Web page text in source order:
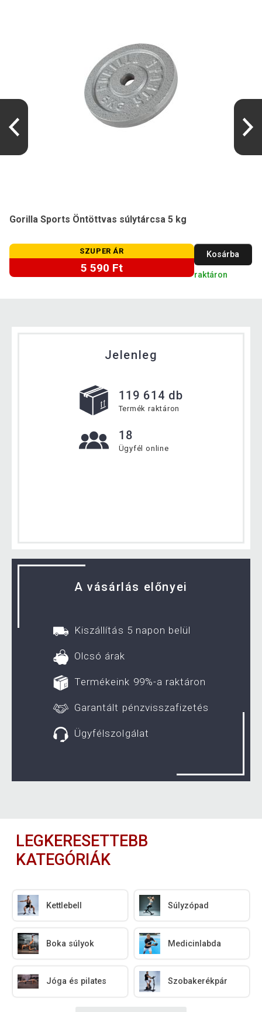
Gorilla Sports Öntöttvas súlytárcsa 5 kg
SZUPER ÁR
5 590 Ft
Kosárba
raktáron
Jelenleg
119 614 db
Termék raktáron
18
Ügyfél online
A vásárlás előnyei
Kiszállítás 5 napon belül
Olcsó árak
Termékeink 99%-a raktáron
Garantált pénzvisszafizetés
Ügyfélszolgálat
LEGKERESETTEBB
KATEGÓRIÁK
Kettlebell Súlyzópad
Boka súlyok Medicinlabda
Jóga és pilates Szobakerékpár